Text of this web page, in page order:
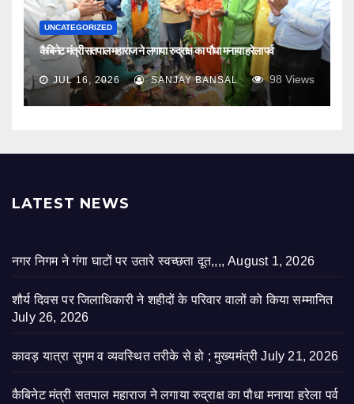
UNCATEGORIZED
कैबिनेट मंत्री सतपाल महाराज ने लगाया रुद्राक्ष का पौधा मनाया हरेला पर्व
JUL 16, 2026 SANJAY BANSAL 98 Views
LATEST NEWS
नगर निगम ने गंगा घाटों पर उतारे स्वच्छता दूत,,,, August 1, 2026
शौर्य दिवस पर जिलाधिकारी ने शहीदों के परिवार वालों को किया सम्मानित
July 26, 2026
कावड़ यात्रा सुगम व व्यवस्थित तरीके से हो ; मुख्यमंत्री July 21, 2026
कैबिनेट मंत्री सतपाल महाराज ने लगाया रुद्राक्ष का पौधा मनाया हरेला पर्व